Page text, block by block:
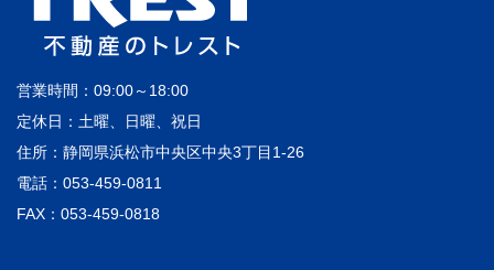
営業時間：09:00～18:00
定休日：土曜、日曜、祝日
住所：静岡県浜松市中央区中央3丁目1-26
電話：053-459-0811
FAX：053-459-0818